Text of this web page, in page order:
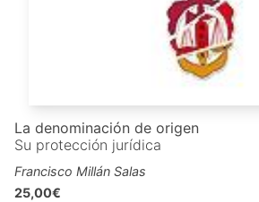
La denominación de origen
Su protección jurídica
Francisco Millán Salas
25,00€